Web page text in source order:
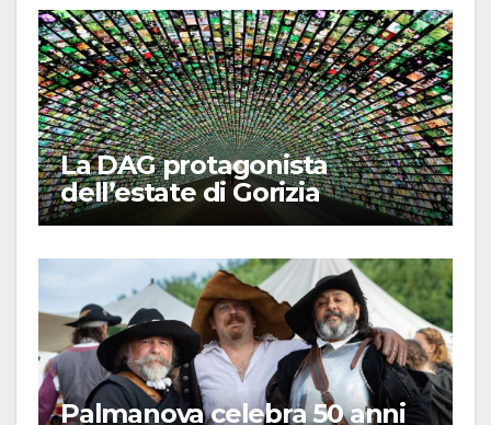
La DAG protagonista
dell’estate di Gorizia
Palmanova celebra 50 anni